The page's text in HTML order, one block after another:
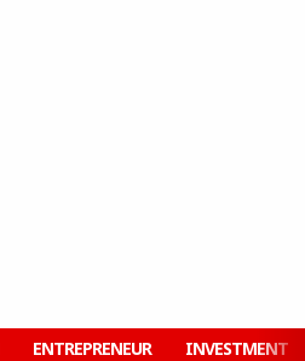
ENTREPRENEUR INVESTMENT